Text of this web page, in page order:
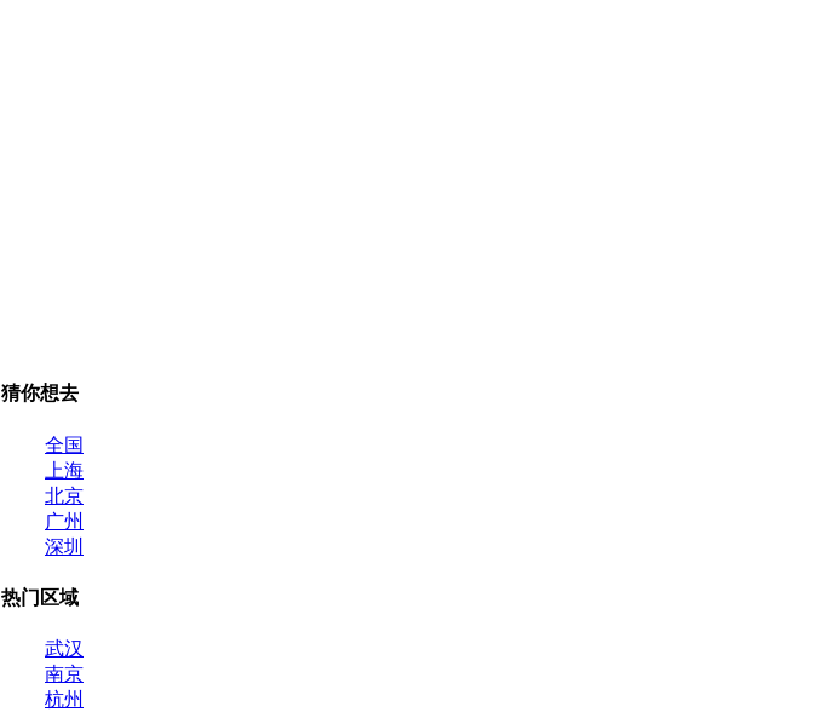
猜你想去
全国
上海
北京
广州
深圳
热门区域
武汉
南京
杭州